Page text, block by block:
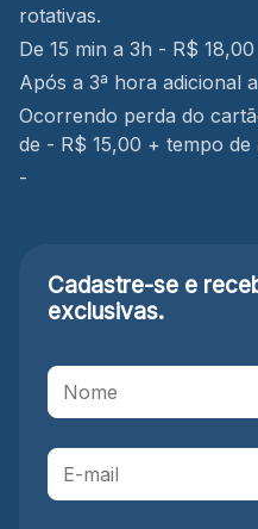
rotativas.
De 15 min a 3h - R$ 18,00
Após a 3ª hora adicional
Ocorrendo perda do
de - R$ 15,00 + tempo de
-
Cadastre-se e
exclusivas.